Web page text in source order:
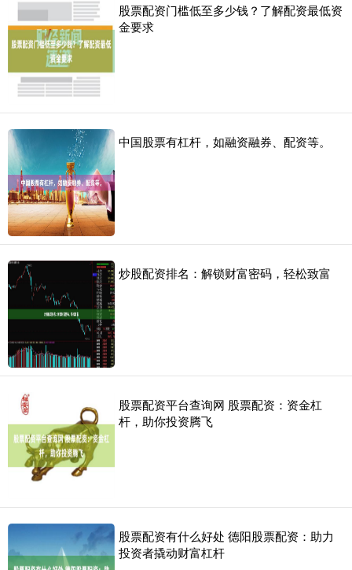
股票配资门槛低至多少钱？了解配资最低资
金要求
中国股票有杠杆，如融资融券、配资等。
炒股配资排名：解锁财富密码，轻松致富
股票配资平台查询网 股票配资：资金杠
杆，助你投资腾飞
股票配资有什么好处 德阳股票配资：助力
投资者撬动财富杠杆